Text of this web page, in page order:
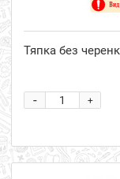
Тяпка без
+
-